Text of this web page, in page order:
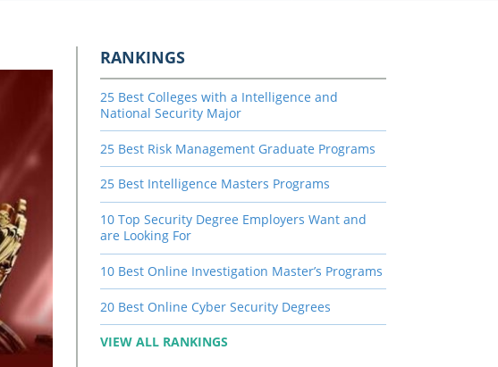
RANKINGS
25 Best Colleges with a Intelligence and
National Security Major
25 Best Risk Management Graduate Programs
25 Best Intelligence Masters Programs
10 Top Security Degree Employers Want and
are Looking For
10 Best Online Investigation Master’s Programs
20 Best Online Cyber Security Degrees
VIEW ALL RANKINGS